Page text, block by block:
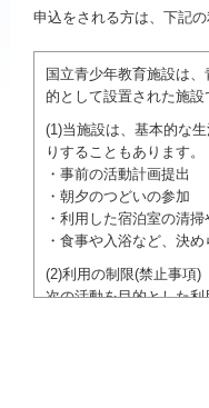
申込をされる方は、下記
国立青少年教育施設は
的として設置された施設
(1)当施設は、基本的な
りすることもあります。
・事前の活動計画提出
・朝夕のつどいの参加
・利用した宿泊室の清
・食事や入浴など、決
(2)利用の制限(禁止事項)
次の活動を目的とした
●特定の政党を支持、
●特定の宗教を支持、
域での勧誘活動を行っ